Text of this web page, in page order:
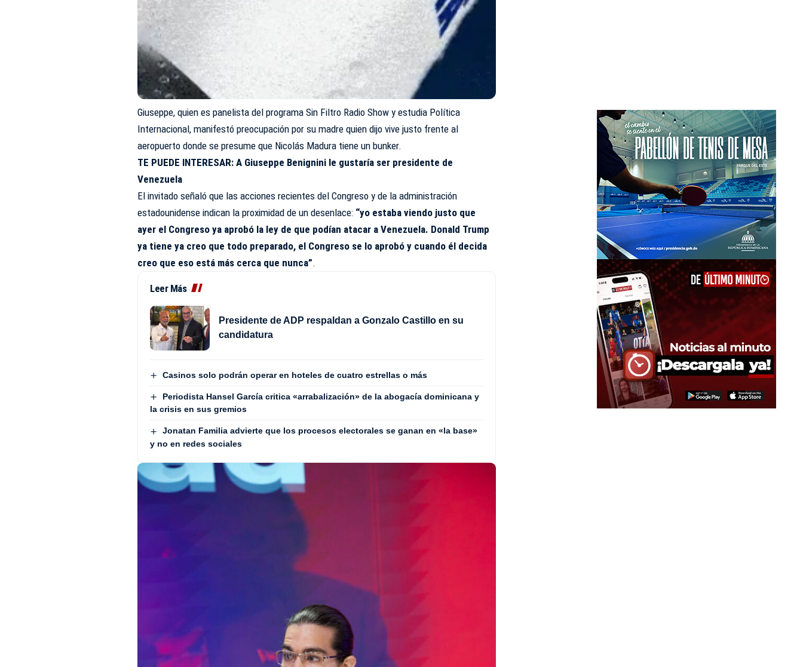
Giuseppe, quien es panelista del programa Sin Filtro Radio Show y estudia Política
Internacional, manifestó preocupación por su madre quien dijo vive justo frente al
aeropuerto donde se presume que Nicolás Madura tiene un bunker.
TE PUEDE INTERESAR:A Giuseppe Benignini le gustaría ser presidente de
Venezuela
El invitado señaló que las acciones recientes del Congreso y de la administración
estadounidense indican la proximidad de un desenlace: “yo estaba viendo justo que
ayer el Congreso ya aprobó la ley de que podían atacar a Venezuela. Donald Trump
ya tiene ya creo que todo preparado, el Congreso se lo aprobó y cuando él decida
creo que eso está más cerca que nunca”.
Leer Más
Presidente de ADP respaldan a Gonzalo Castillo en su
candidatura
Casinos solo podrán operar en hoteles de cuatro estrellas o más
Periodista Hansel García critica «arrabalización» de la abogacía dominicana y
la crisis en sus gremios
Jonatan Familia advierte que los procesos electorales se ganan en «la base»
y no en redes sociales